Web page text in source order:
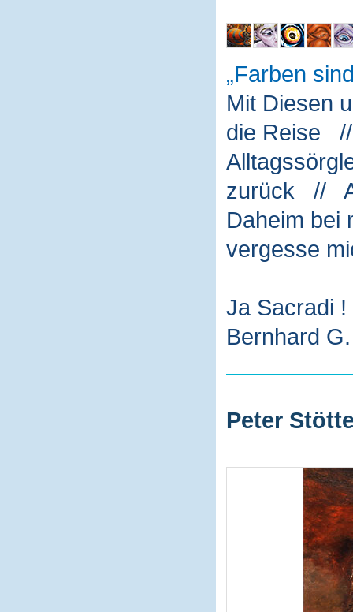
Farben
Mit Diesen
die Reise
zurück //
Daheim
vergesse
Ja Sacradi
Bernhard
Peter